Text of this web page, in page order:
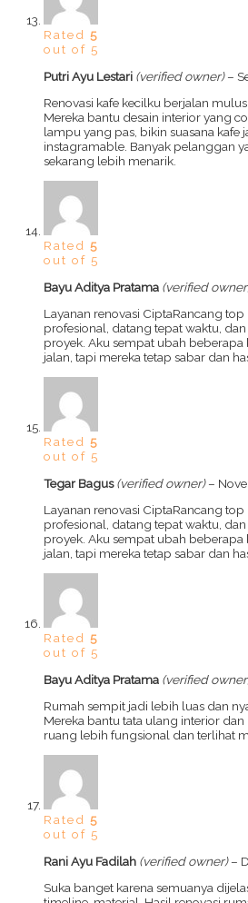
Rated 5
out of 5
Putri Ayu Lestari (verified owner) –
Renovasi kafe kecilku berjalan
Mereka bantu desain interior yang
lampu yang pas, bikin suasana kafe
instagramable. Banyak pelanggan
sekarang lebih menarik.
Rated 5
out of 5
Bayu Aditya Pratama (verified
Layanan renovasi CiptaRancang
profesional, datang tepat waktu,
proyek. Aku sempat ubah beberapa
jalan, tapi mereka tetap sabar dan
Rated 5
out of 5
Tegar Bagus(verified owner) –
Layanan renovasi CiptaRancang
profesional, datang tepat waktu,
proyek. Aku sempat ubah beberapa
jalan, tapi mereka tetap sabar dan
Rated 5
out of 5
Bayu Aditya Pratama (verified
Rumah sempit jadi lebih luas dan
Mereka bantu tata ulang interior
ruang lebih fungsional dan terlihat
Rated 5
out of 5
Rani Ayu Fadilah (verified owner) –
Suka banget karena semuanya